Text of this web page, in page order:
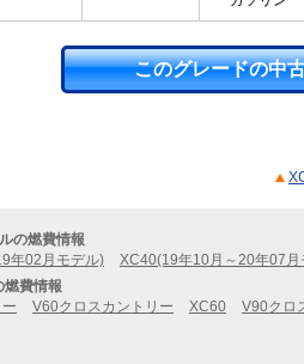
このグレードの中
の燃費情報
年02月モデル)
XC40(19年10月～20年07月
費情報
V60クロスカントリー XC60 V90クロ